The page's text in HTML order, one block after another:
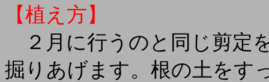
【植え方】
２月に行うのと同じ剪定
掘りあげます。根の土をす